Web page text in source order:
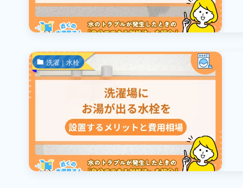
洗濯｜水栓